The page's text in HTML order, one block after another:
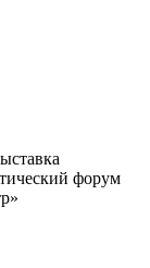
форум